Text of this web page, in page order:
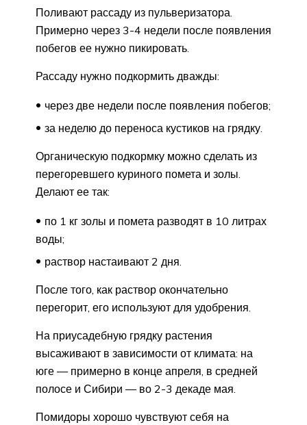
Поливают рассаду из пульверизатора.
Примерно через 3-4 недели после появления
побегов ее нужно пикировать.
Рассаду нужно подкормить дважды:
через две недели после появления побегов;
за неделю до переноса кустиков на грядку.
Органическую подкормку можно сделать из
перегоревшего куриного помета и золы.
Делают ее так:
по 1 кг золы и помета разводят в 10 литрах
воды;
раствор настаивают 2 дня.
После того, как раствор окончательно
перегорит, его используют для удобрения.
На приусадебную грядку растения
высаживают в зависимости от климата: на
юге — примерно в конце апреля, в средней
полосе и Сибири — во 2-3 декаде мая.
Помидоры хорошо чувствуют себя на